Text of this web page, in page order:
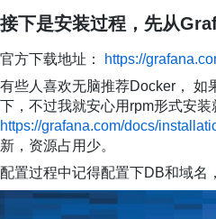
接下是安装过程，先从
官方下载地址：
https://
有些人喜欢无脑推荐Docker， 如
下，不过我就安心用rpm形式安装
https://grafana.com/docs/
新，资源占用少。
配置过程中记得配置下DB和域名